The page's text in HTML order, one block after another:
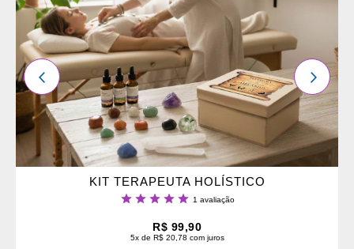
FAVORITOS
KIT TERAPEUTA HOLÍSTICO
Classificação:
1 avaliação
R$ 99,90
5x de R$ 20,78 com juros
ANTERIOR